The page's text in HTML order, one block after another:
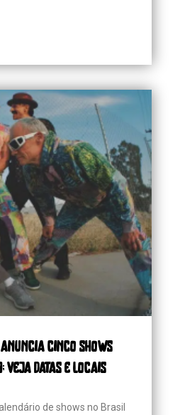
cinco shows
veja datas e locais
de shows no Brasil